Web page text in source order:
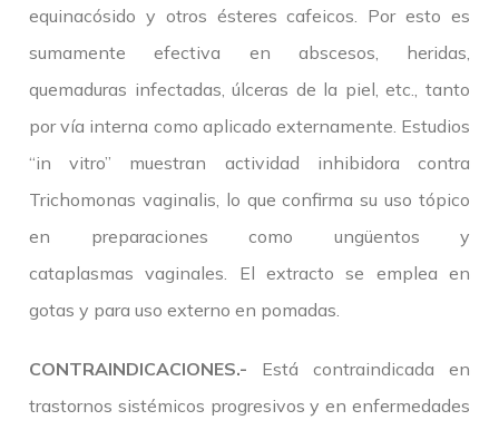
equinacósido y otros ésteres cafeicos. Por esto es
sumamente efectiva en abscesos, heridas,
quemaduras infectadas, úlceras de la piel, etc., tanto
por vía interna como aplicado externamente. Estudios
“in vitro” muestran actividad inhibidora contra
Trichomonas vaginalis, lo que confirma su uso tópico
en preparaciones como ungüentos y
cataplasmas vaginales. El extracto se emplea en
gotas y para uso externo en pomadas.
CONTRAINDICACIONES.- Está contraindicada en
trastornos sistémicos progresivos y en enfermedades